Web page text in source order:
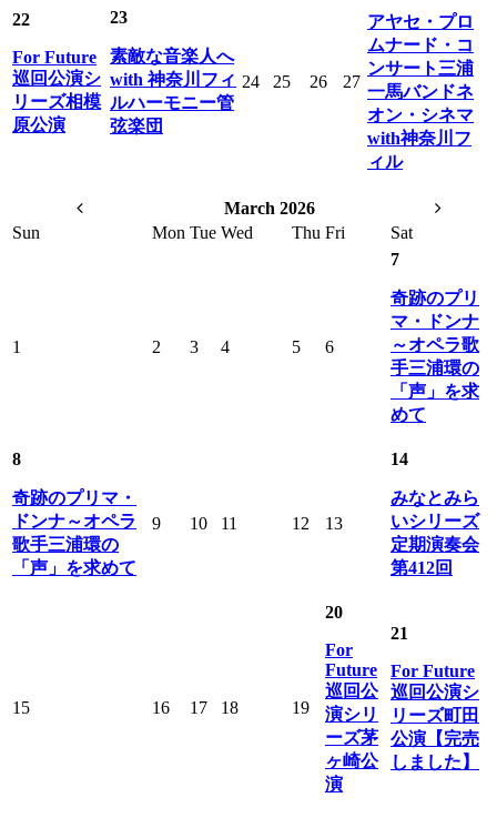
22
For Future
巡回公演シ
リーズ相模
原公演
23
素敵な音楽人へ
with 神奈川フィ
ルハーモニー管
弦楽団
24 25 26 27
アヤセ・プロ
ムナード・コ
ンサート三浦
一馬バンドネ
オン・シネマ
with神奈川フ
ィル
March 2026
Sun
Mon Tue Wed Thu Fri Sat
1 2 3 4 5 6
7
奇跡のプリ
マ・ドンナ
～オペラ歌
手三浦環の
「声」を求
めて
8
奇跡のプリマ・
ドンナ～オペラ
歌手三浦環の
「声」を求めて
9 10 11 12 13
14
みなとみら
いシリーズ
定期演奏会
第412回
15 16 17 18 19
20
For
Future
巡回公
演シリ
ーズ茅
ヶ崎公
演
21
For Future
巡回公演シ
リーズ町田
公演【完売
しました】